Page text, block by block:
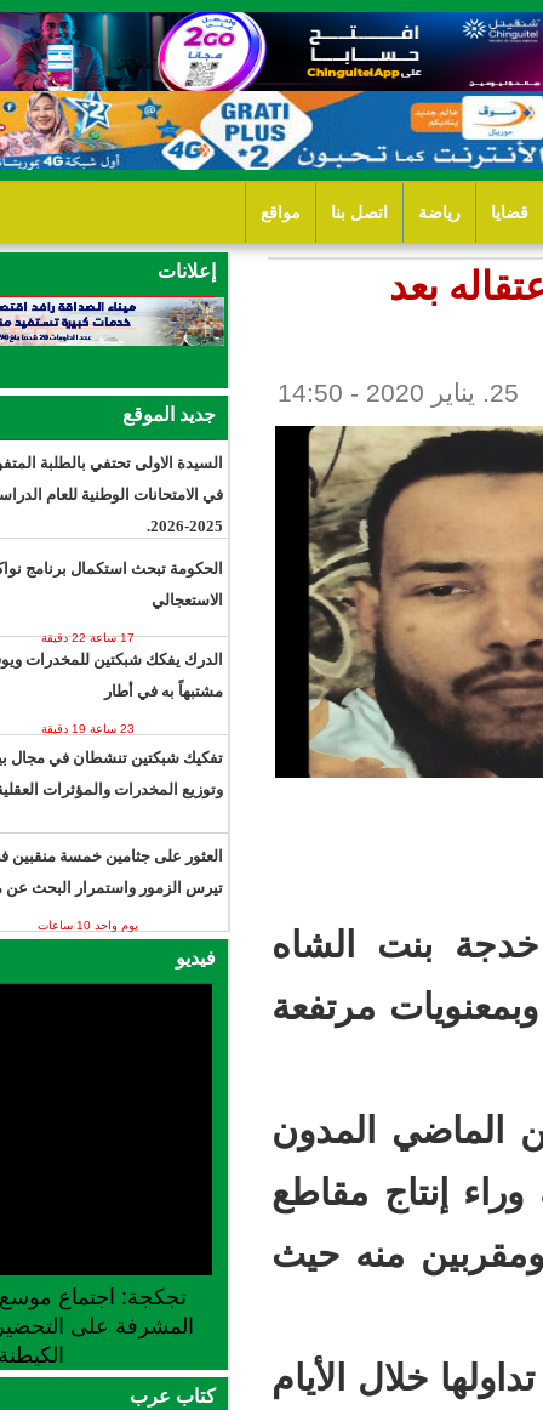
بنا مواقع
حيث
السيدة الاولى تحتفي بالطلبة المتفوقين
في الامتحانات الوطنية للعام الدراسي
2025-2026.
الحكومة تبحث استكمال برنامج نواكشوط
الاستعجالي
الدرك يفكك شبكتين للمخدرات ويوقف 13
مشتبهاً به في أطار
تفكيك شبكتين تنشطان في مجال بيع
وتوزيع المخدرات والمؤثرات العقلية.
يوم واحد 10 ساعات
العثور على جثامين خمسة منقبين في
تيرس الزمور واستمرار البحث عن مفقود
يوم واحد 10 ساعات
فيديو
تجكجة: اجتماع موسع للجنة الجهوية
المشرفة على التحضير لإطلاق موسم
كتاب عرب